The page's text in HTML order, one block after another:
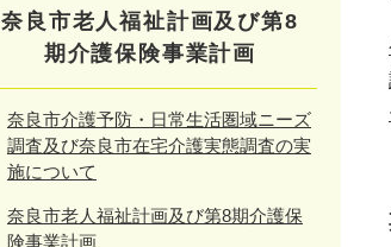
奈良市老人福祉計画及び第8
期介護保険事業計画
奈良市介護予防・日常生活圏域ニーズ
調査及び奈良市在宅介護実態調査の実
施について
奈良市老人福祉計画及び第8期介護保
険事業計画